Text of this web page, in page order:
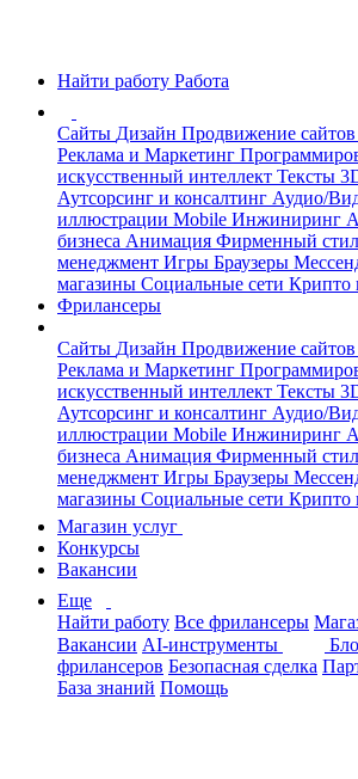
Найти работу Работа
Сайты Дизайн Продвижение
Реклама и Маркетинг
искусственный интеллект Тексты
Аутсорсинг и консалтинг Аудио/
иллюстрации Mobile Инжиниринг
бизнеса Анимация Фирменный
менеджмент Игры Браузеры
магазины Социальные сети Крипто
Фрилансеры
Сайты Дизайн Продвижение
Реклама и Маркетинг
искусственный интеллект Тексты
Аутсорсинг и консалтинг Аудио/
иллюстрации Mobile Инжиниринг
бизнеса Анимация Фирменный
менеджмент Игры Браузеры
магазины Социальные сети Крипто
Магазин услуг
Конкурсы
Вакансии
Еще
Найти работу Все фрилансеры
Вакансии AI-инструменты
фрилансеров Безопасная сделка
База знаний Помощь